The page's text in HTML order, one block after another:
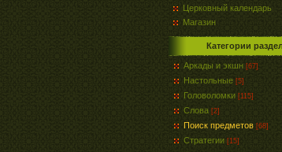
Церковный календарь
Магазин
Категории
Аркады и экшн [67]
Настольные [5]
Головоломки [115]
Слова [2]
Поиск предметов [68]
Стратегии [15]